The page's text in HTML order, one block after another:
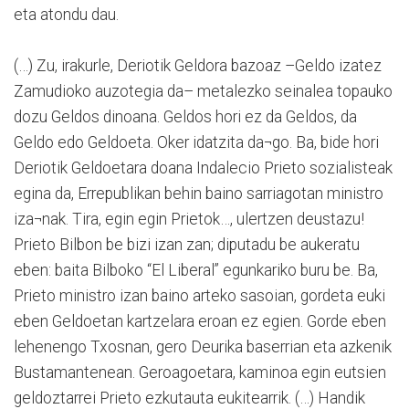
eta atondu dau.
(…) Zu, irakurle, Deriotik Geldora bazoaz –Geldo izatez
Zamudioko auzotegia da– metalezko seinalea topauko
dozu Geldos dinoana. Geldos hori ez da Geldos, da
Geldo edo Geldoeta. Oker idatzita da¬go. Ba, bide hori
Deriotik Geldoetara doana Indalecio Prieto sozialisteak
egina da, Errepublikan behin baino sarriagotan ministro
iza¬nak. Tira, egin egin Prietok…, ulertzen deustazu!
Prieto Bilbon be bizi izan zan; diputadu be aukeratu
eben: baita Bilboko “El Liberal” egunkariko buru be. Ba,
Prieto ministro izan baino arteko sasoian, gordeta euki
eben Geldoetan kartzelara eroan ez egien. Gorde eben
lehenengo Txosnan, gero Deurika baserrian eta azkenik
Bustamantenean. Geroagoetara, kaminoa egin eutsien
geldoztarrei Prieto ezkutauta eukitearrik. (…) Handik